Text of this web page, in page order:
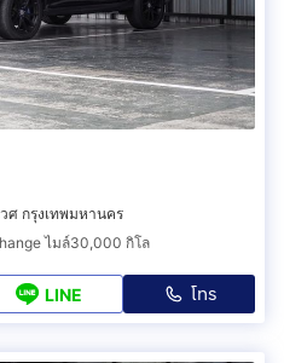
วศ กรุงเทพมหานคร
ไมล์30,000 กิโล
LINE โทร